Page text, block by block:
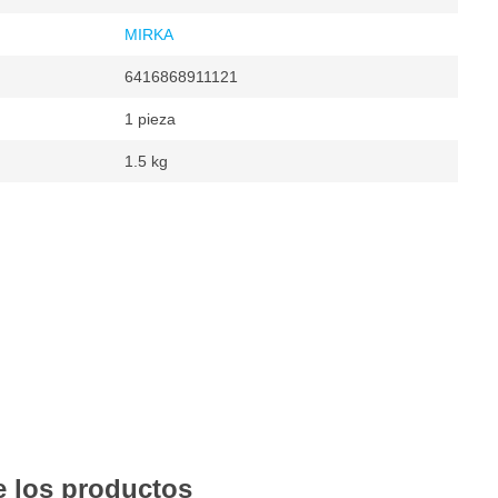
MIRKA
6416868911121
1 pieza
1.5 kg
los productos